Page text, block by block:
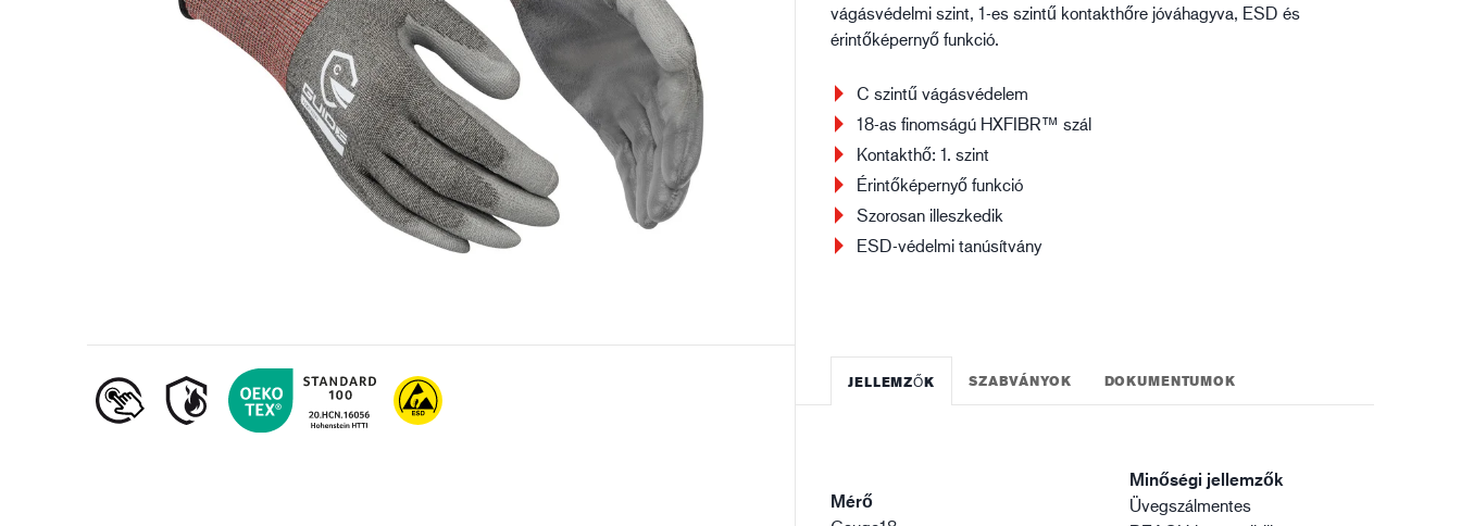
Olaj- és gázipar Építőipar Logisztika
vágásvédelmi szint, 1-es szintű kontakthőre jóváhagyva, ESD és
érintőképernyő funkció.
C szintű vágásvédelem
18-as finomságú HXFIBR™ szál
Kontakthő: 1. szint
Érintőképernyő funkció
Szorosan illeszkedik
ESD-védelmi tanúsítvány
JELLEMZŐK SZABVÁNYOK DOKUMENTUMOK
Mérő
Minőségi jellemzők
Üvegszálmentes